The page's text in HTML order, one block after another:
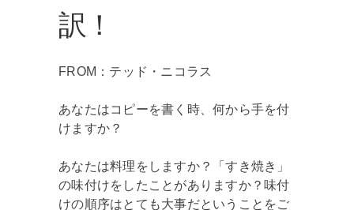
訳！
FROM：テッド・ニコラス
あなたはコピーを書く時、何から手を付
けますか？
あなたは料理をしますか？「すき焼き」
の味付けをしたことがありますか？味付
けの順序はとても大事だということをご